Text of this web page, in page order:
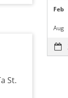
St.
Feb
Aug